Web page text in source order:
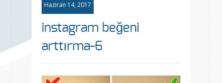
Haziran 14, 2017
instagram beğeni
arttırma-6